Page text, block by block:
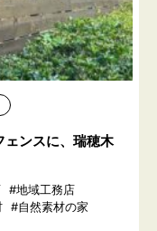
ンスに、瑞穂木
#地域工務店
#自然素材の家